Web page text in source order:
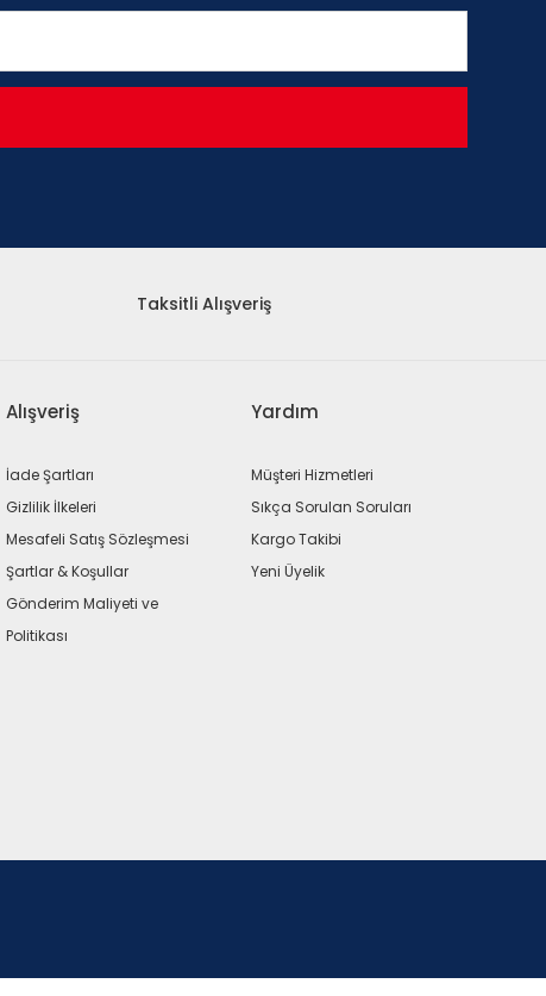
Taksitli Alışveriş
Alışveriş
İade Şartları
Gizlilik İlkeleri
Mesafeli Satış Sözleşmesi
Şartlar & Koşullar
Gönderim Maliyeti ve
Politikası
Yardım
Müşteri Hizmetleri
Sıkça Sorulan Soruları
Kargo Takibi
Yeni Üyelik